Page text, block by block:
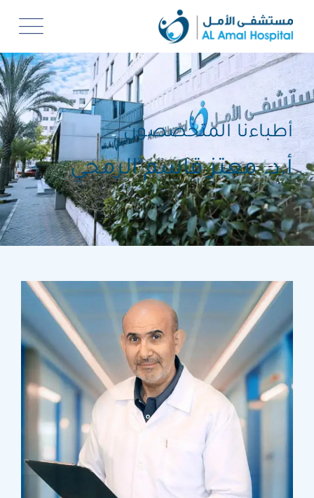
أطباءنا المتخصصون
أ.د. معتز قاسم الرمحي